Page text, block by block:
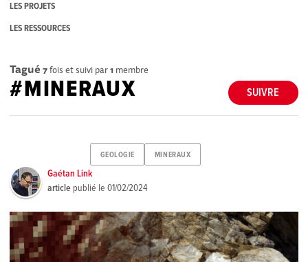
LES PROJETS
LES RESSOURCES
Tagué 7fois et suivi par1 membre
SUIVRE
#MINERAUX
GEOLOGIE MINERAUX
Gaétan Link
article publié le01/02/2024